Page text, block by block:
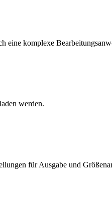
komplexe
werden.
für Ausgabe und